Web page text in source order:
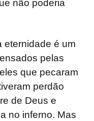
não poderia
eternidade é um
pelas
que pecaram
perdão
de Deus e
no inferno. Mas